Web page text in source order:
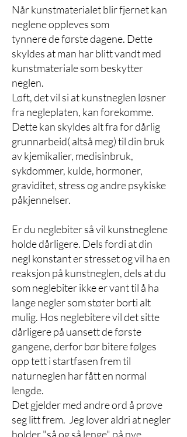
Når kunstmaterialet blir fjernet kan
neglene oppleves som
tynnere de første dagene. Dette
skyldes at man har blitt vandt med
kunstmateriale som beskytter
neglen.
Løft, det vil si at kunstneglen løsner
fra negleplaten, kan forekomme.
Dette kan skyldes alt fra for dårlig
grunnarbeid( altså meg) til din bruk
av kjemikalier, medisinbruk,
sykdommer, kulde, hormoner,
graviditet, stress og andre psykiske
påkjennelser.
Er du neglebiter så vil kunstneglene
holde dårligere. Dels fordi at din
negl konstant er stresset og vil ha en
reaksjon på kunstneglen, dels at du
som neglebiter ikke er vant til å ha
lange negler som støter borti alt
mulig. Hos neglebitere vil det sitte
dårligere på uansett de første
gangene, derfor bør bitere følges
opp tett i startfasen frem til
naturneglen har fått en normal
lengde.
Det gjelder med andre ord å prøve
seg litt frem. Jeg lover aldri at negler
holder "så og så lenge" på nye